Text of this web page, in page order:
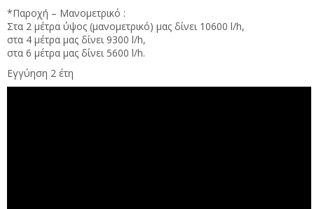
*Παροχή – Μανομετρικό :
Στα 2 μέτρα ύψος (μανομετρικό) μας δίνει 10600 l/h,
στα 4 μέτρα μας δίνει 9300 l/h,
στα 6 μέτρα μας δίνει 5600 l/h.
Εγγύηση 2 έτη